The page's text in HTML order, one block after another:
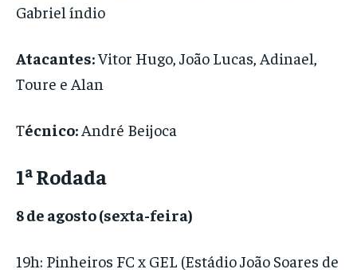
Gabriel índio
Atacantes:Vitor Hugo, João Lucas, Adinael,
Toure e Alan
Técnico: André Beijoca
1ª Rodada
8 de agosto (sexta-feira)
19h: Pinheiros FC x GEL (Estádio João Soares de